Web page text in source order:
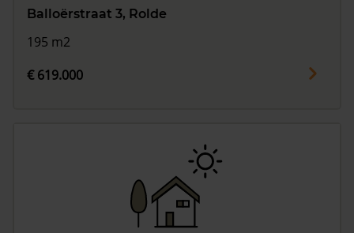
Balloërstraat 3, Rolde
195 m2
€ 619.000